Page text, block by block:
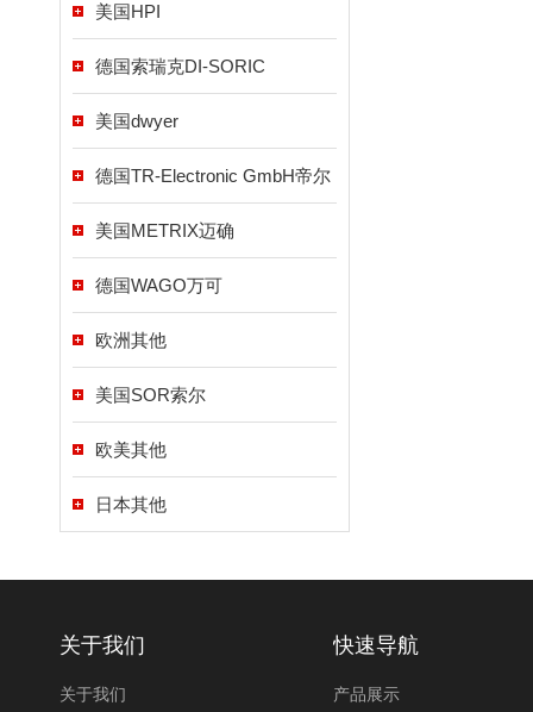
美国HPI
德国索瑞克DI-SORIC
美国dwyer
德国TR-Electronic GmbH帝尔
美国METRIX迈确
德国WAGO万可
欧洲其他
美国SOR索尔
欧美其他
日本其他
关于我们
关于我们
快速导航
产品展示